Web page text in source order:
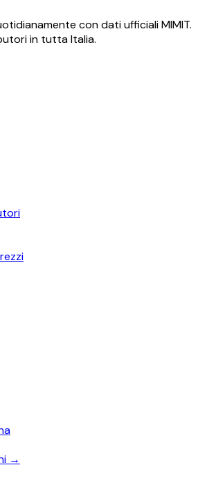
con dati ufficiali MIMIT.
in tutta Italia.
→